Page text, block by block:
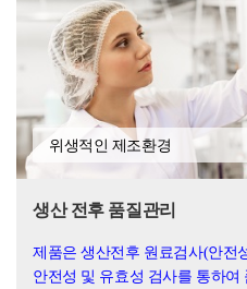
위생적인 제조환경
생산 전후 품질관리
제품은 생산전후 원료검사(안전
안전성 및 유효성 검사를 통하여